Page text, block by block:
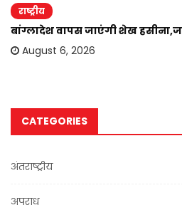
राष्ट्रीय
बांग्लादेश वापस जाएंगी शेख
August 6, 2026
CATEGORIES
अंतराष्ट्रीय
अपराध